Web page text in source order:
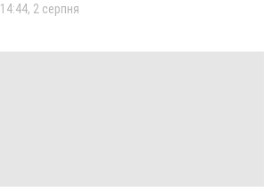
14:44, 2 серпня